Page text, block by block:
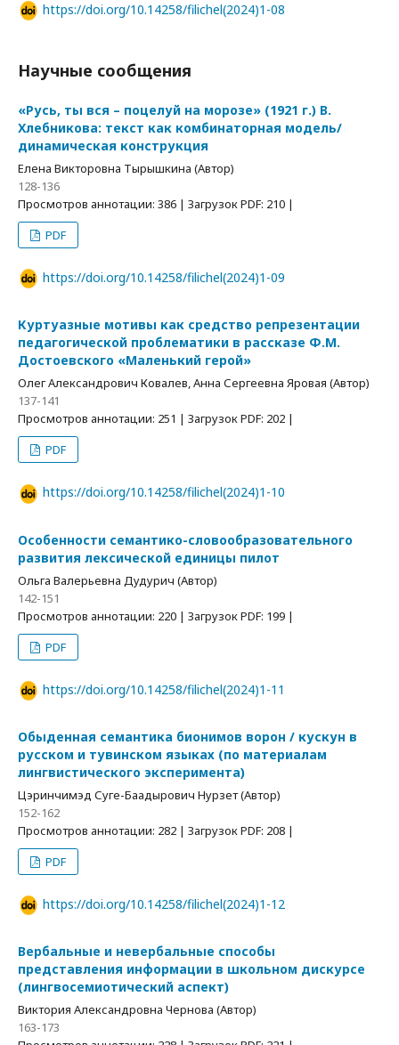
https://doi.org/10.14258/filichel(2024)1-08
Научные сообщения
«Русь, ты вся – поцелуй на морозе» (1921 г.) В.
Хлебникова: текст как комбинаторная модель/
динамическая конструкция
Елена Викторовна Тырышкина (Автор)
128-136
Просмотров аннотации: 386 | Загрузок PDF: 210 |
PDF
https://doi.org/10.14258/filichel(2024)1-09
Куртуазные мотивы как средство репрезентации
педагогической проблематики в рассказе Ф.М.
Достоевского «Маленький герой»
Олег Александрович Ковалев, Анна Сергеевна Яровая (Автор)
137-141
Просмотров аннотации: 251 | Загрузок PDF: 202 |
PDF
https://doi.org/10.14258/filichel(2024)1-10
Особенности семантико-словообразовательного
развития лексической единицы пилот
Ольга Валерьевна Дудурич (Автор)
142-151
Просмотров аннотации: 220 | Загрузок PDF: 199 |
PDF
https://doi.org/10.14258/filichel(2024)1-11
Обыденная семантика бионимов ворон / кускун в
русском и тувинском языках (по материалам
лингвистического эксперимента)
Цэринчимэд Суге-Баадырович Нурзет (Автор)
152-162
Просмотров аннотации: 282 | Загрузок PDF: 208 |
PDF
https://doi.org/10.14258/filichel(2024)1-12
Вербальные и невербальные способы
представления информации в школьном дискурсе
(лингвосемиотический аспект)
Виктория Александровна Чернова (Автор)
163-173